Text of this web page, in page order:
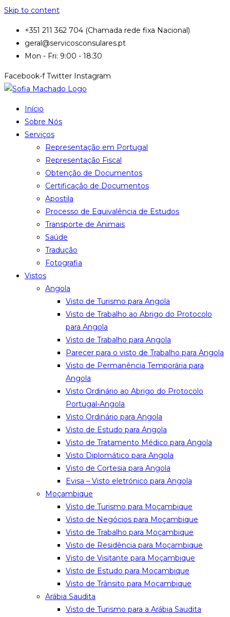
Skip to content
+351 211 362 704 (Chamada rede fixa Nacional)
geral@servicosconsulares.pt
Mon - Fri: 9:00 - 18:30
Facebook-f Twitter Instagram
Início
Sobre Nós
Serviços
Representação em Portugal
Representação Fiscal
Obtenção de Documentos
Certificação de Documentos
Apostila
Processo de Equivalência de Estudos
Transporte de Animais
Saúde
Tradução
Fotografia
Vistos
Angola
Visto de Turismo para Angola
Visto de Trabalho ao Abrigo do Protocolo
para Angola
Visto de Trabalho para Angola
Parecer para o visto de Trabalho para Angola
Visto de Permanência Temporária para
Angola
Visto Ordinário ao Abrigo do Protocolo
Portugal-Angola
Visto Ordinário para Angola
Visto de Estudo para Angola
Visto de Tratamento Médico para Angola
Visto Diplomático para Angola
Visto de Cortesia para Angola
Evisa – Visto eletrónico para Angola
Moçambique
Visto de Turismo para Moçambique
Visto de Negócios para Moçambique
Visto de Trabalho para Moçambique
Visto de Residência para Moçambique
Visto de Visitante para Moçambique
Visto de Estudo para Moçambique
Visto de Trânsito para Moçambique
Arábia Saudita
Visto de Turismo para a Arábia Saudita